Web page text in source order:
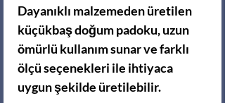
Dayanıklı malzemeden üretilen
küçükbaş doğum padoku, uzun
ömürlü kullanım sunar ve farklı
ölçü seçenekleri ile ihtiyaca
uygun şekilde üretilebilir.